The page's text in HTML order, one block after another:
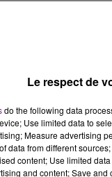
un court
la ville de
Le respect de
do the following data
Use limited data to
Measure advertising
data from different
content; Use limited
and content; Save